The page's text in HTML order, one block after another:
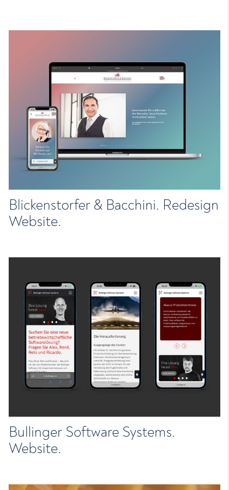
Blickenstorfer & Bacchini. Redesign
Website.
Bullinger Software Systems.
Website.